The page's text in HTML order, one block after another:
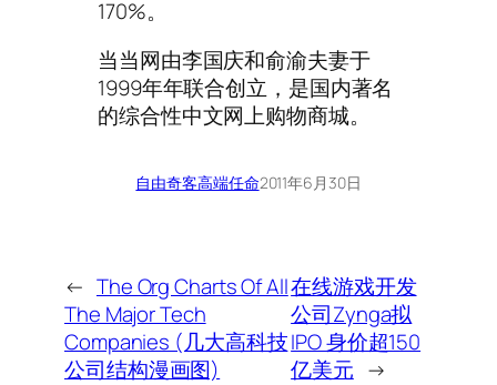
170%。
当当网由李国庆和俞渝夫妻于
1999年年联合创立，是国内著名
的综合性中文网上购物商城。
自由奇客高端任命2011年6月30日
← The Org Charts Of All
The Major Tech
Companies (几大高科技
公司结构漫画图)
在线游戏开发
公司Zynga拟
IPO 身价超150
亿美元 →